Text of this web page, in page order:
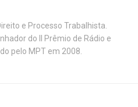
e Processo Trabalhista.
do II Prêmio de Rádio e
pelo MPT em 2008.